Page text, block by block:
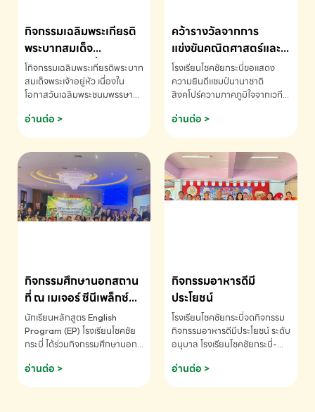
กิจกรรมเฉลิมพระเกียรติ
พระบาทสมเด็จ
พระเจ้าอยู่หัว เนื่องใน
โอกาสวันเฉลิม
พระชนมพรรษา
โกิจกรรมเฉลิมพระเกียรติพระบาท
สมเด็จพระเจ้าอยู่หัว เนื่องใน
โอกาสวันเฉลิมพระชนมพรรษา
ข้อมูลเพิ่มเติม โทร. 075-691910
อ่านต่อ >
คว้ารางวัลจากการ
แข่งขันคณิตศาสตร์และ
คณิตคิดเร็วนานาชาติ
ครั้งที่ 46 ประจำปี 2569
ณ ประเทศสิงคโปร์
โรงเรียนโชคชัยกระบี่ขอแสดง
ความยินดีแชมป์นานาชาติ
สิงคโปร์ความภาคภูมิใจจากเวที
ด.ช.พัทธนันท์ พรหมพันธ์ ชั้น
อนุบาล EP K3 โรงเรียนโชคชัย
แข่งขันคณิตศาสตร์และคณิตคิด
เร็วนานาชาติ ครั้งที่ 46 ประจำปี
2569 ณ ประเทศสิงคโปร์
INTERNATIONAL
Competition K2 - ถ้วยรางวัล
รองชนะเลิศอันดับที่ 2 Mental
K2(Grop) โรงเรียนโชคชัยกระบี่-
สอบถามข้อมูลเพิ่มเติม โทร.
075-691910
อ่านต่อ >
กิจกรรมศึกษานอกสถาน
ที่ ณ เมเจอร์ ซีนีเพล็กซ์
ระดับประถมศึกษา (EP.1-
6)
นักเรียนหลักสูตร English
Program (EP) โรงเรียนโชคชัย
กระบี่ ได้ร่วมกิจกรรมศึกษานอก
ชมภาพยนตร์ Toy Story 5
(Soundtrack)เพื่อเสริมทักษะ
อ่านต่อ >
กิจกรรมอาหารดีมี
ประโยชน์
โรงเรียนโชคชัยกระบี่จดกิจกรรม
กิจกรรมอาหารดีมีประโยชน์ ระดับ
อนุบาล โรงเรียนโชคชัยกระบี่-
075-691910
อ่านต่อ >